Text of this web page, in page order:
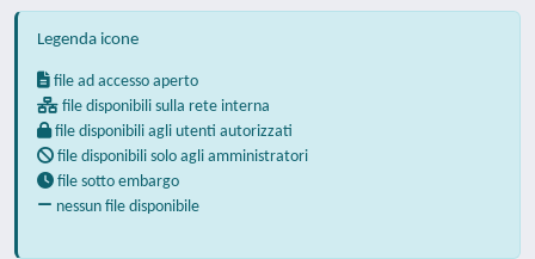
Legenda icone
file ad accesso aperto
file disponibili sulla rete interna
file disponibili agli utenti autorizzati
file disponibili solo agli amministratori
file sotto embargo
nessun file disponibile